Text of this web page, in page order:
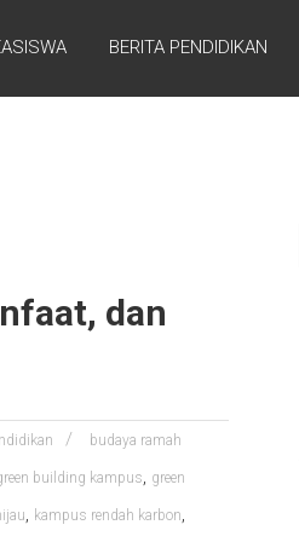
BERITA PENDIDIKAN
dan
budaya ramah
building kampus, green
, kampus rendah karbon,